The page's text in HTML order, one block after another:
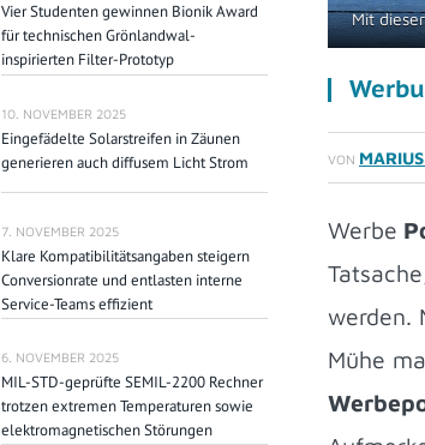
Mit
VON
Werbe
werden.
Mühe
Vier Studenten gewinnen Bionik Award
für technischen Grönlandwal-
inspirierten Filter-Prototyp
10. NOVEMBER 2025
Eingefädelte Solarstreifen in Zäunen
generieren auch diffusem Licht Strom
7. NOVEMBER 2025
Klare Kompatibilitätsangaben steigern
Conversionrate und entlasten interne
Service-Teams effizient
6. NOVEMBER 2025
MIL-STD-geprüfte SEMIL-2200 Rechner
trotzen extremen Temperaturen sowie
elektromagnetischen Störungen